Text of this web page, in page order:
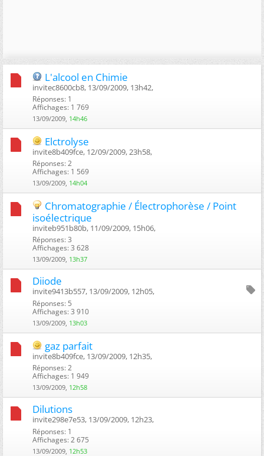
L'alcool en Chimie
invitec8600cb8, 13/09/2009, 13h42, ‎
Réponses: 1
Affichages: 1 769
13/09/2009, 14h46
Elctrolyse
invite8b409fce, 12/09/2009, 23h58, ‎
Réponses: 2
Affichages: 1 569
13/09/2009, 14h04
Chromatographie / Électrophorèse / Point
isoélectrique
inviteb951b80b, 11/09/2009, 15h06, ‎
Réponses: 3
Affichages: 3 628
13/09/2009, 13h37
Diiode
invite9413b557, 13/09/2009, 12h05, ‎
Réponses: 5
Affichages: 3 910
13/09/2009, 13h03
gaz parfait
invite8b409fce, 13/09/2009, 12h35, ‎
Réponses: 2
Affichages: 1 949
13/09/2009, 12h58
Dilutions
invite298e7e53, 13/09/2009, 12h23, ‎
Réponses: 1
Affichages: 2 675
13/09/2009, 12h53